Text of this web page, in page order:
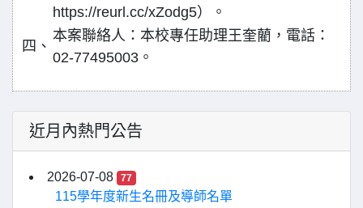
https://reurl.cc/xZodg5）。
四、
本案聯絡人：本校專任助理王奎藺，電話：
02-77495003。
近月內熱門公告
2026-07-08 77
115學年度新生名冊及導師名單